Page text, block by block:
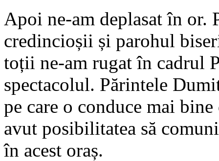
Apoi ne-am deplasat în or.
credincioșii și parohul
toții ne-am rugat în cadrul
spectacolul. Părintele
pe care o conduce mai
avut posibilitatea să
în acest oraș.